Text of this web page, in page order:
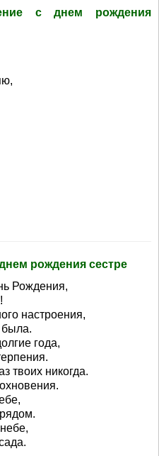
с днем рождения
рождения сестре
Рождения,
настроения,
была.
года,
твоих никогда.